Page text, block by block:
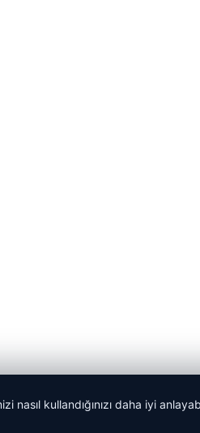
nasıl kullandığınızı daha iyi